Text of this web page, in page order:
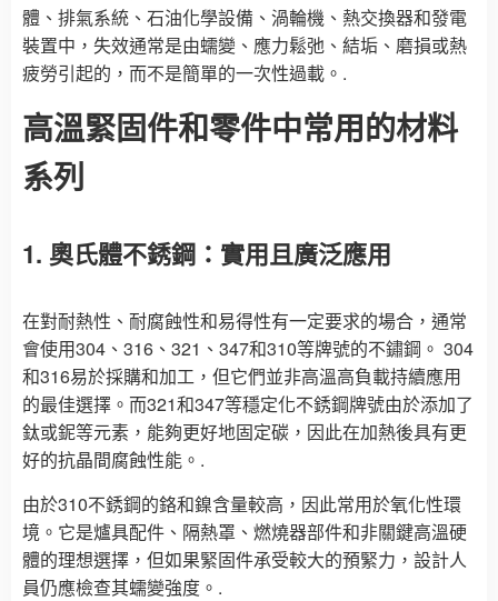
體、排氣系統、石油化學設備、渦輪機、熱交換器和發電
裝置中，失效通常是由蠕變、應力鬆弛、結垢、磨損或熱
疲勞引起的，而不是簡單的一次性過載。.
高溫緊固件和零件中常用的材料
系列
1. 奧氏體不銹鋼：實用且廣泛應用
在對耐熱性、耐腐蝕性和易得性有一定要求的場合，通常
會使用304、316、321、347和310等牌號的不鏽鋼。 304
和316易於採購和加工，但它們並非高溫高負載持續應用
的最佳選擇。而321和347等穩定化不銹鋼牌號由於添加了
鈦或鈮等元素，能夠更好地固定碳，因此在加熱後具有更
好的抗晶間腐蝕性能。.
由於310不銹鋼的鉻和鎳含量較高，因此常用於氧化性環
境。它是爐具配件、隔熱罩、燃燒器部件和非關鍵高溫硬
體的理想選擇，但如果緊固件承受較大的預緊力，設計人
員仍應檢查其蠕變強度。.